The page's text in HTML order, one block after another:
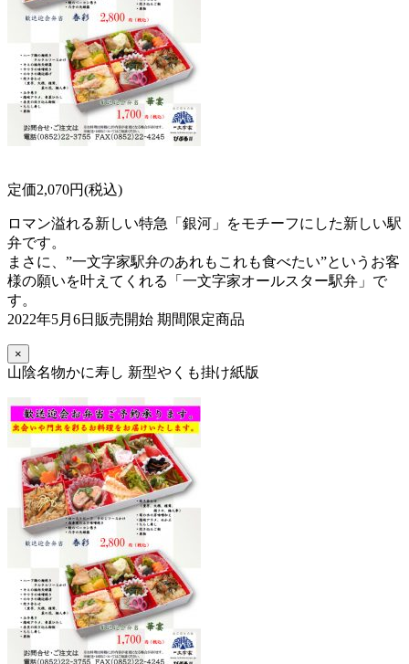
定価2,070円(税込)
ロマン溢れる新しい特急「銀河」をモチーフにした新しい駅
弁です。
まさに、”一文字家駅弁のあれもこれも食べたい”というお客
様の願いを叶えてくれる「一文字家オールスター駅弁」で
す。
2022年5月6日販売開始 期間限定商品
×
山陰名物かに寿し 新型やくも掛け紙版